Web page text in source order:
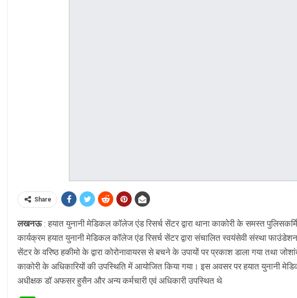
Share
लखनऊ: हयात युनानी मेडिकल कॉलेज एंड रिसर्च सेंटर द्वारा थाना काकोरी के समस्त
कार्यक्रम हयात युनानी मेडिकल कॉलेज एंड रिसर्च सेंटर द्वारा संचालित स्वयंसेवी संस्था
सेंटर के वरिष्ठ हकीमो के द्वारा कोरोनावायरस से बचने के उपायों पर प्रकाश डाला गया तथा
काकोरी के अधिकारियों की उपस्थिति में आयोजित किया गया। इस अवसर पर हयात युनानी
अधीक्षक डॉ अफसर हुसैन और अन्य कर्मचारी एवं अधिकारी उपस्थित थे